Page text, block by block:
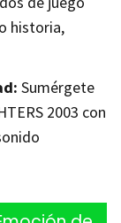
historia,
Sumérgete
2003 con